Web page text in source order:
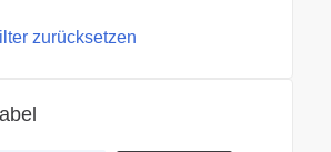
zurücksetzen